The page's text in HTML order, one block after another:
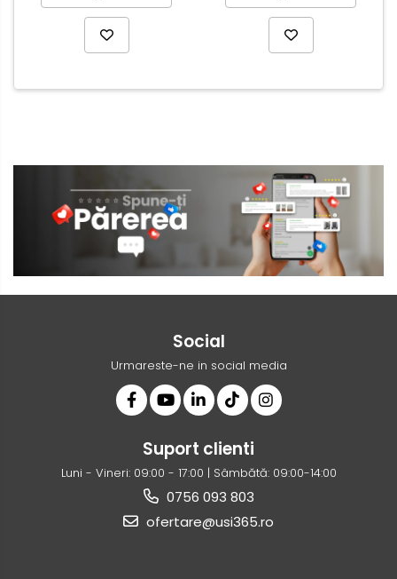
Social
Urmareste-ne in social media
Suport clienti
Luni - Vineri: 09:00 - 17:00 | Sâmbătă: 09:00-14:00
0756 093 803
ofertare@usi365.ro